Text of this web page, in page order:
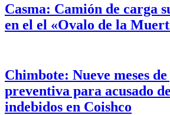
Casma: Camión de carga
en el el «Ovalo de la
Chimbote: Nueve meses
preventiva para acusado
indebidos en Coishco